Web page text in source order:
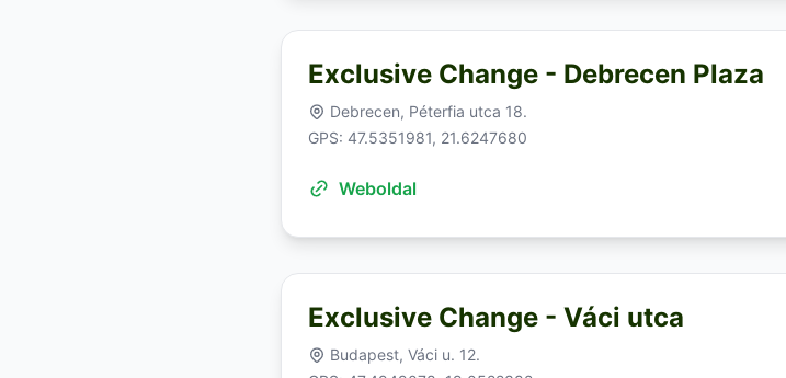
Exclusive Change - Debrecen Plaza
Debrecen, Péterfia utca 18.
GPS: 47.5351981, 21.6247680
Weboldal
Exclusive Change - Váci utca
Budapest, Váci u. 12.